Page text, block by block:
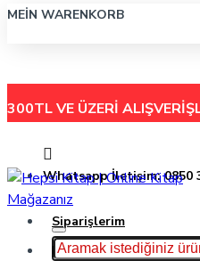
MEIN WARENKORB
300TL VE ÜZERİ
Whatsapp İletişim: 0850
Siparişlerim
Hakkımızda